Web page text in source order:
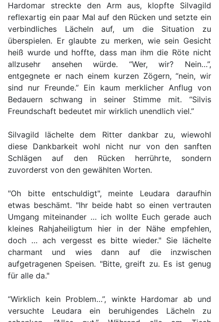
Hardomar streckte den Arm aus, klopfte Silvagild
reflexartig ein paar Mal auf den Rücken und setzte ein
verbindliches Lächeln auf, um die Situation zu
überspielen. Er glaubte zu merken, wie sein Gesicht
heiß wurde und hoffte, dass man ihm die Röte nicht
allzusehr ansehen würde. “Wer, wir? Nein…”,
entgegnete er nach einem kurzen Zögern, “nein, wir
sind nur Freunde.” Ein kaum merklicher Anflug von
Bedauern schwang in seiner Stimme mit. “Silvis
Freundschaft bedeutet mir wirklich unendlich viel.”
Silvagild lächelte dem Ritter dankbar zu, wiewohl
diese Dankbarkeit wohl nicht nur von den sanften
Schlägen auf den Rücken herrührte, sondern
zuvorderst von den gewählten Worten.
"Oh bitte entschuldigt", meinte Leudara daraufhin
etwas beschämt. "Ihr beide habt so einen vertrauten
Umgang miteinander … ich wollte Euch gerade auch
kleines Rahjaheiligtum hier in der Nähe empfehlen,
doch … ach vergesst es bitte wieder." Sie lächelte
charmant und wies dann auf die inzwischen
aufgetragenen Speisen. "Bitte, greift zu. Es ist genug
für alle da."
“Wirklich kein Problem…”, winkte Hardomar ab und
versuchte Leudara ein beruhigendes Lächeln zu